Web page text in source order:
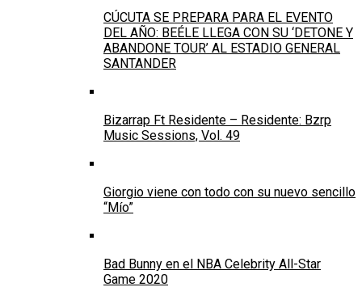
CÚCUTA SE PREPARA PARA EL EVENTO
DEL AÑO: BEÉLE LLEGA CON SU ‘DETONE Y
ABANDONE TOUR’ AL ESTADIO GENERAL
SANTANDER
Bizarrap Ft Residente – Residente: Bzrp
Music Sessions, Vol. 49
Giorgio viene con todo con su nuevo sencillo
“Mío”
Bad Bunny en el NBA Celebrity All-Star
Game 2020